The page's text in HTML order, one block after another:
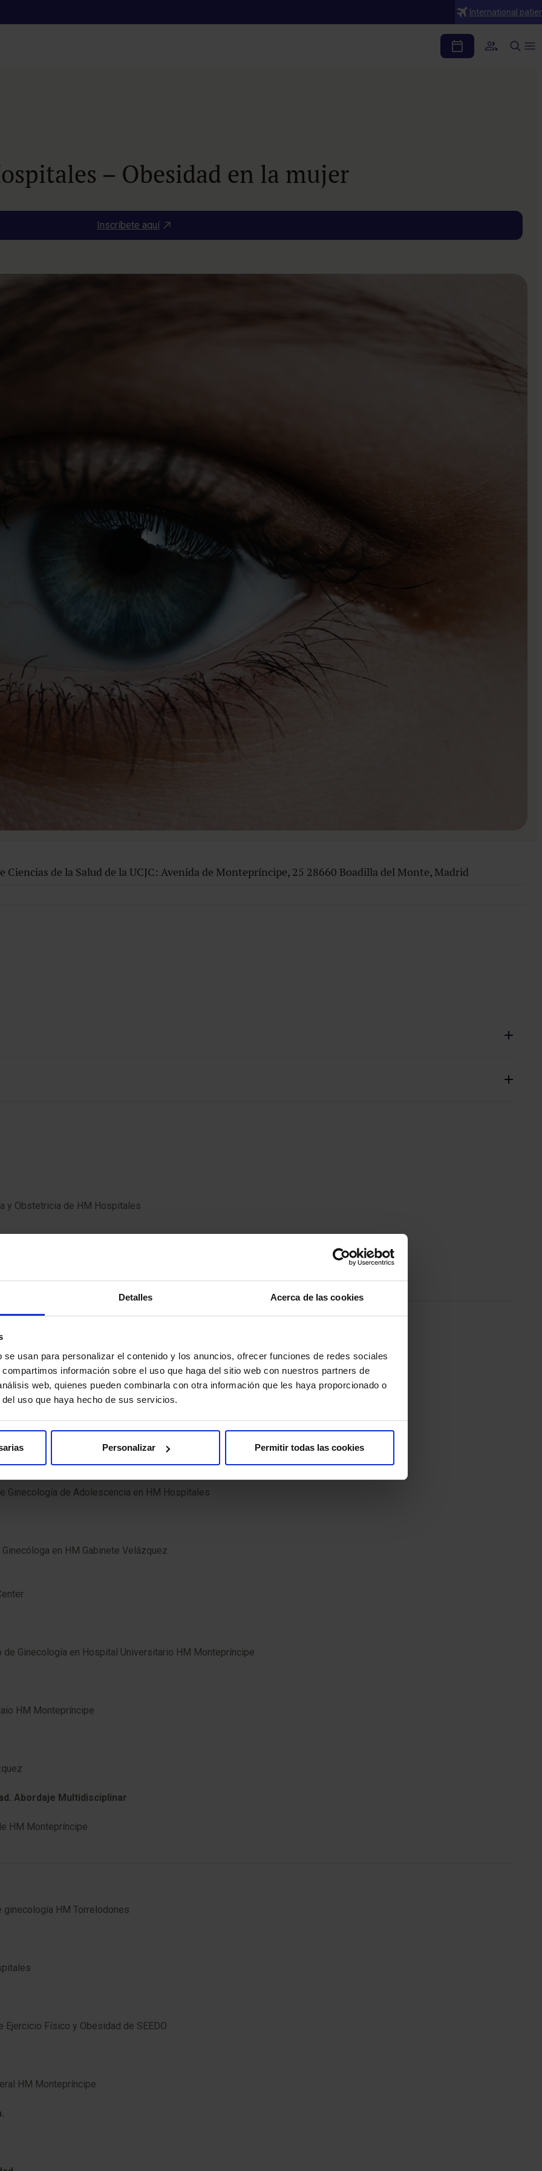
Detalles Acerca de las cookies
usan para personalizar el contenido y los anuncios, ofrecer funciones de redes sociales
información sobre el uso que haga del sitio web con nuestros partners de
web, quienes pueden combinarla con otra información que les haya proporcionado o
uso que haya hecho de sus servicios.
Personalizar Permitir todas las cookies
International
– Obesidad en la mujer
Inscríbete aquí
de la Salud de la UCJC: Avenida de Montepríncipe, 25 28660 Boadilla del Monte, Madrid
y Obstetricia de HM Hospitales
tratarla?
y Obstetricia de HM Hospitales
Ginecología de Adolescencia en HM Hospitales
en HM Gabinete Velázquez
Ginecología en Hospital Universitario HM Montepríncipe
HM Montepríncipe
Abordaje Multidisciplinar
HM Montepríncipe
ginecología HM Torrelodones
Ejercicio Físico y Obesidad de SEEDO
HM Montepríncipe